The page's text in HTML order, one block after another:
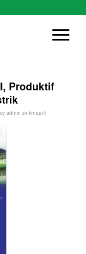
Produktif
by admin smkmaarif